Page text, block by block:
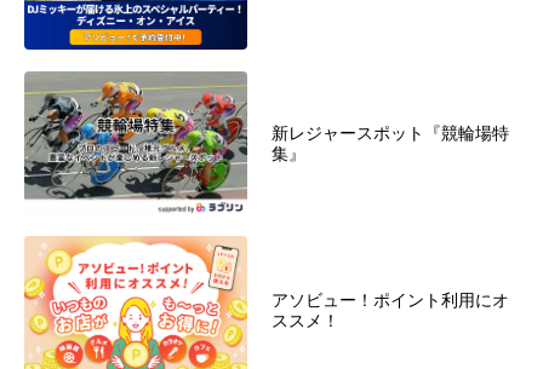
新レジャースポット『競輪場特
集』
アソビュー！ポイント利用にオ
ススメ！